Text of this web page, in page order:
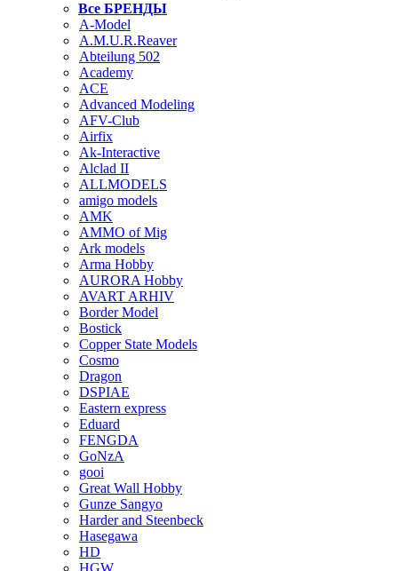
Все БРЕНДЫ
A-Model
A.M.U.R.Reaver
Abteilung 502
Academy
ACE
Advanced Modeling
AFV-Club
Airfix
Ak-Interactive
Alclad II
ALLMODELS
amigo models
AMK
AMMO of Mig
Ark models
Arma Hobby
AURORA Hobby
AVART ARHIV
Border Model
Bostick
Copper State Models
Cosmo
Dragon
DSPIAE
Eastern express
Eduard
FENGDA
GoNzA
gooi
Great Wall Hobby
Gunze Sangyo
Harder and Steenbeck
Hasegawa
HD
HGW